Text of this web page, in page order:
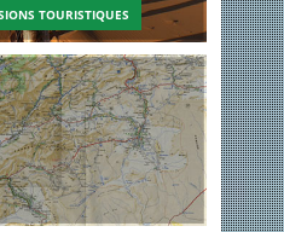
TOURISTIQUES